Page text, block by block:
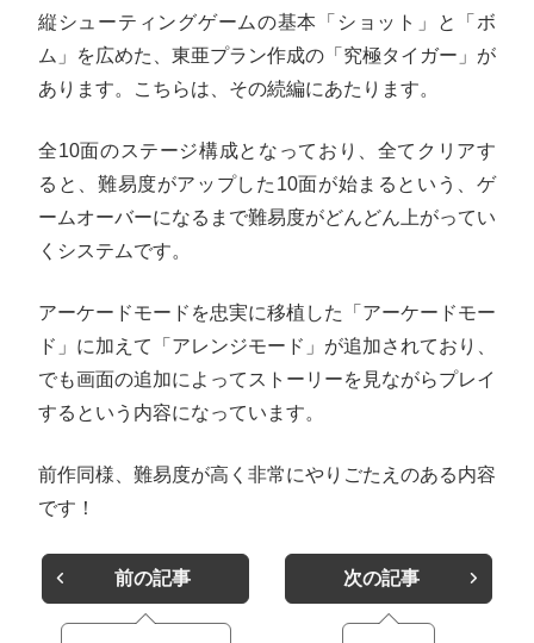
縦シューティングゲームの基本「ショット」と「ボ
ム」を広めた、東亜プラン作成の「究極タイガー」が
あります。こちらは、その続編にあたります。
全10面のステージ構成となっており、全てクリアす
ると、難易度がアップした10面が始まるという、ゲ
ームオーバーになるまで難易度がどんどん上がってい
くシステムです。
アーケードモードを忠実に移植した「アーケードモー
ド」に加えて「アレンジモード」が追加されており、
でも画面の追加によってストーリーを見ながらプレイ
するという内容になっています。
前作同様、難易度が高く非常にやりごたえのある内容
です！
前の記事 次の記事